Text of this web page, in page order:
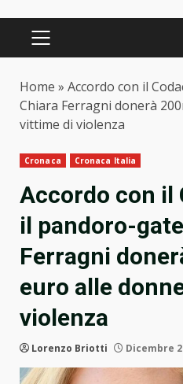
PRIMARY
Home » Accordo con il
Chiara Ferragni donerà
vittime di violenza
Cronaca Cronaca Italia
Accordo con il
il pandoro-
Ferragni
euro alle
violenza
Lorenzo Briotti Dicembre